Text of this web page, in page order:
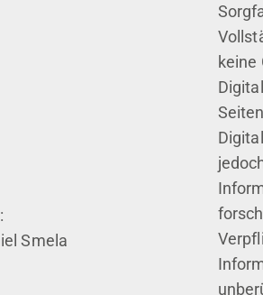
Smela
keine